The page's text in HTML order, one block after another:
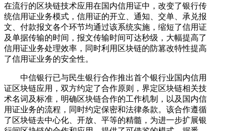
在流行的区块链技术应用在国内信用证中，改变了银行传
统信用证业务模式，信用证的开立、通知、交单、承兑报
文、付款报文各个环节均通过该系统实施，缩短了信用证
及单据传输的时间，报文传输时间可达秒级，大幅提高了
信用证业务处理效率，同时利用区块链的防篡改特性提高
了信用证业务的安全性。
中信银行已与民生银行合作推出首个银行业国内信用
证区块链应用，双方约定了合作原则，界定区块链相关技
术名词及标准，明确区块链合作的工作机制，以及国内信
用证业务的流程，同时约定保密和法律条款。该合作遵循
了区块链去中心化、开放、平等的精髓，为进一步扩展银